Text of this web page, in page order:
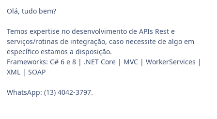
Olá, tudo bem?
Temos expertise no desenvolvimento de APIs Rest e
serviços/rotinas de integração, caso necessite de algo em
específico estamos a disposição.
Frameworks: C# 6 e 8 | .NET Core | MVC | WorkerServices |
XML | SOAP
WhatsApp: (13) 4042-3797.